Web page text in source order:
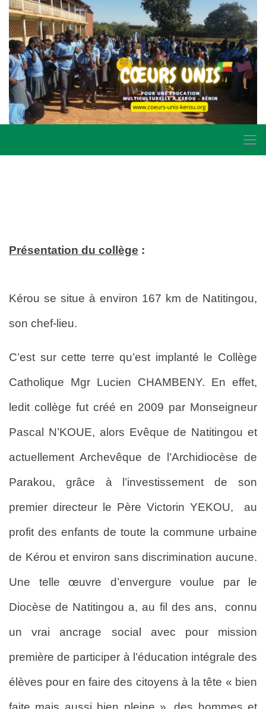
Présentation du collège :
Kérou se situe à environ 167 km de Natitingou,
son chef-lieu.
C’est sur cette terre qu’est implanté le Collège
Catholique Mgr Lucien CHAMBENY. En effet,
ledit collège fut créé en 2009 par Monseigneur
Pascal N’KOUE, alors Evêque de Natitingou et
actuellement Archevêque de l’Archidiocèse de
Parakou, grâce à l’investissement de son
premier directeur le Père Victorin YEKOU, au
profit des enfants de toute la commune urbaine
de Kérou et environ sans discrimination aucune.
Une telle œuvre d’envergure voulue par le
Diocèse de Natitingou a, au fil des ans, connu
un vrai ancrage social avec pour mission
première de participer à l’éducation intégrale des
élèves pour en faire des citoyens à la tête « bien